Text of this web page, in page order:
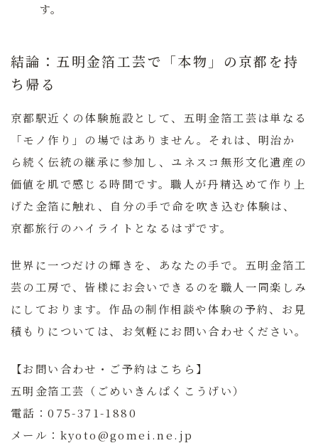
す。
結論：五明金箔工芸で「本物」の京都を持
ち帰る
京都駅近くの体験施設として、五明金箔工芸は単なる
「モノ作り」の場ではありません。それは、明治か
ら続く伝統の継承に参加し、ユネスコ無形文化遺産の
価値を肌で感じる時間です。職人が丹精込めて作り上
げた金箔に触れ、自分の手で命を吹き込む体験は、
京都旅行のハイライトとなるはずです。
世界に一つだけの輝きを、あなたの手で。 五明金箔工
芸の工房で、皆様にお会いできるのを職人一同楽しみ
にしております。作品の制作相談や体験の予約、お見
積もりについては、お気軽にお問い合わせください。
【お問い合わせ・ご予約はこちら】
五明金箔工芸（ごめいきんぱくこうげい）
電話：075-371-1880
メール：kyoto@gomei.ne.jp